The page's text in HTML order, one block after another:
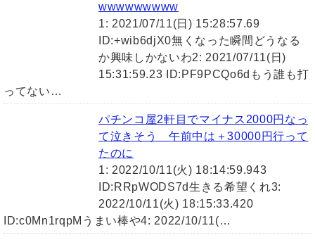
wwwwwwwww
1: 2021/07/11(日) 15:28:57.69
ID:+wib6djX0無くなった瞬間どうなる
か興味しかないわ2: 2021/07/11(日)
15:31:59.23 ID:PF9PCQo6dもう誰も打
ってない…
パチンコ屋2軒目でマイナス2000円なっ
て泣きそう 午前中は＋30000円行って
たのに
1: 2022/10/11(火) 18:14:59.943
ID:RRpWODS7d生きる希望くれ3:
2022/10/11(火) 18:15:33.420
ID:c0Mn1rqpMうまい棒や4: 2022/10/11(…